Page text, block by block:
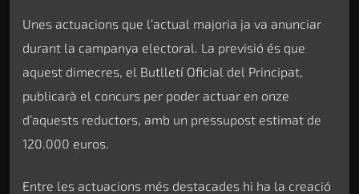
Unes actuacions que l’actual majoria ja va anunciar
durant la campanya electoral. La previsió és que
aquest dimecres, el Butlletí Oficial del Principat,
publicarà el concurs per poder actuar en onze
d’aquests reductors, amb un pressupost estimat de
120.000 euros.
Entre les actuacions més destacades hi ha la creació